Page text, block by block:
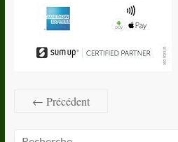
← Précédent